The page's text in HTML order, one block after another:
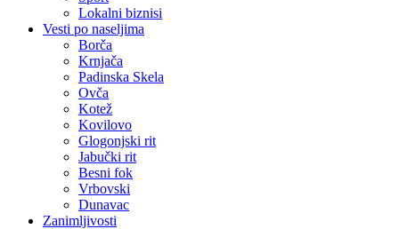
Lokalni biznisi
Vesti po naseljima
Borča
Krnjača
Padinska Skela
Ovča
Kotež
Kovilovo
Glogonjski rit
Jabučki rit
Besni fok
Vrbovski
Dunavac
Zanimljivosti